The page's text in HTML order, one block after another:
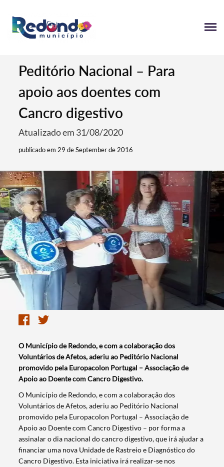
Peditório Nacional – Para
apoio aos doentes com
Cancro digestivo
Atualizado em 31/08/2020
publicado em 29 de September de 2016
O Município de Redondo, e com a colaboração dos
Voluntários de Afetos, aderiu ao Peditório Nacional
promovido pela Europacolon Portugal – Associação de
Apoio ao Doente com Cancro Digestivo.
​O Município de Redondo, e com a colaboração dos
Voluntários de Afetos, aderiu ao Peditório Nacional
promovido pela Europacolon Portugal – Associação de
Apoio ao Doente com Cancro Digestivo – por forma a
assinalar o dia nacional do cancro digestivo, que irá ajudar a
financiar uma nova Unidade de Rastreio e Diagnóstico do
Cancro Digestivo. Esta iniciativa irá realizar-se nos